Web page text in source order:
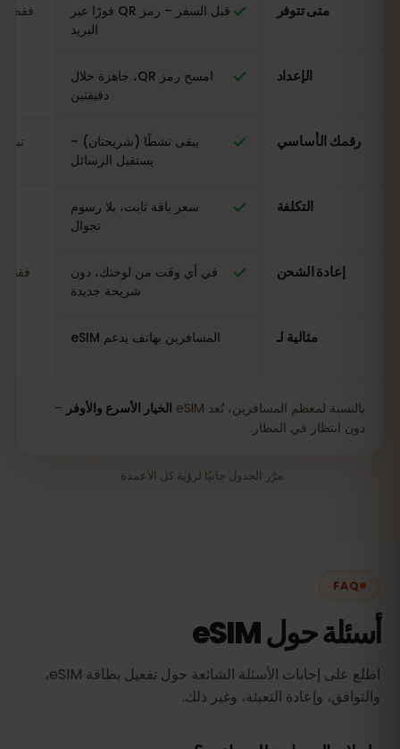
متى تتوفر
قبل السفر – رمز QR فورًا عبر
البريد
فقط
الإعداد
امسح رمز QR، جاهزة خلال
دقيقتين
رقمك الأساسي
يبقى نشطًا (شريحتان) –
يستقبل الرسائل
التكلفة
سعر باقة ثابت، بلا رسوم
تجوال
إعادة الشحن
في أي وقت من لوحتك، دون
شريحة جديدة
فقط
مثالية لـ المسافرين بهاتف يدعم eSIM
بالنسبة لمعظم المسافرين، تُعد eSIM الخيار الأسرع والأوفر –
دون انتظار في المطار.
مرّر الجدول جانبًا لرؤية كل الأعمدة.
FAQ
أسئلة حول eSIM
اطلع على إجابات الأسئلة الشائعة حول تفعيل بطاقة eSIM،
والتوافق، وإعادة التعبئة، وغير ذلك.